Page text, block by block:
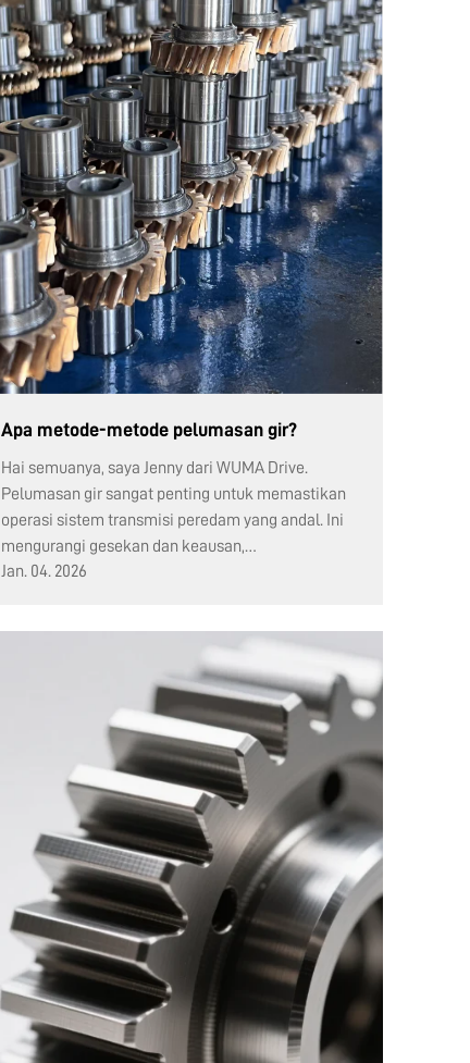
Apa metode-metode pelumasan gir?
Hai semuanya, saya Jenny dari WUMA Drive.
Pelumasan gir sangat penting untuk memastikan
operasi sistem transmisi peredam yang andal. Ini
mengurangi gesekan dan keausan,
mengendalikan kenaikan suhu, meminimalkan
Jan. 04. 2026